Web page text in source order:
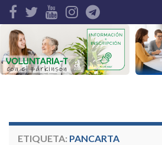
Search for:
ETIQUETA: PANCARTA